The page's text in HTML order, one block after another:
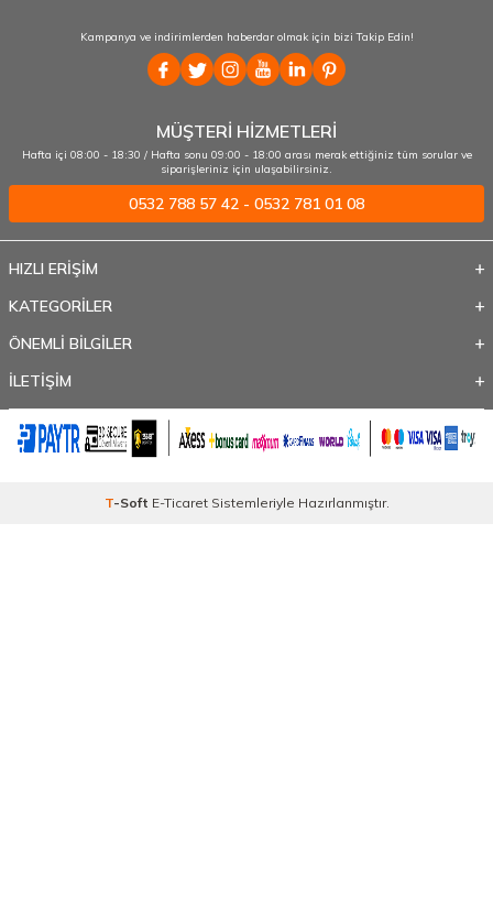
Kampanya ve indirimlerden haberdar olmak için bizi Takip Edin!
MÜŞTERİ HİZMETLERİ
Hafta içi 08:00 - 18:30 / Hafta sonu 09:00 - 18:00 arası merak ettiğiniz tüm sorular ve
siparişleriniz için ulaşabilirsiniz.
0532 788 57 42 - 0532 781 01 08
HIZLI ERİŞİM
KATEGORİLER
ÖNEMLİ BİLGİLER
İLETİŞİM
T-Soft E-TicaretSistemleriyle Hazırlanmıştır.